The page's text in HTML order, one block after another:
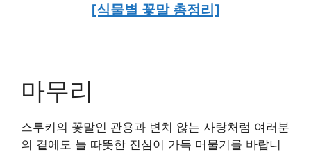
[식물별 꽃말 총정리]
마무리
스투키의 꽃말인 관용과 변치 않는 사랑처럼 여러분
의 곁에도 늘 따뜻한 진심이 가득 머물기를 바랍니